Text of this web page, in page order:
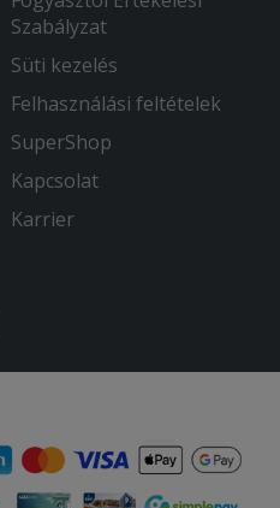
Szabályzat
Süti kezelés
Felhasználási feltételek
SuperShop
Kapcsolat
Karrier